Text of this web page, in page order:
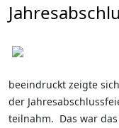
beeindruckt zeigte
der
teilnahm. Das war